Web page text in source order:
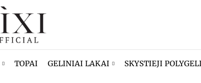
TOPAI GELINIAI LAKAI SKYSTIEJI